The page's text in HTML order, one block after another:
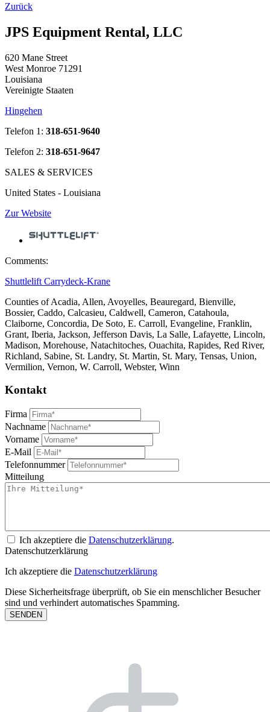
Zurück
JPS Equipment Rental, LLC
620 Mane Street
West Monroe 71291
Louisiana
Vereinigte Staaten
Hingehen
Telefon 1: 318-651-9640
Telefon 2: 318-651-9647
SALES & SERVICES
United States - Louisiana
Zur Website
Comments:
Shuttlelift Carrydeck-Krane
Counties of Acadia, Allen, Avoyelles, Beauregard, Bienville,
Bossier, Caddo, Calcasieu, Caldwell, Cameron, Catahoula,
Claiborne, Concordia, De Soto, E. Carroll, Evangeline, Franklin,
Grant, Iberia, Jackson, Jefferson Davis, La Salle, Lafayette, Lincoln,
Madison, Morehouse, Natachitoches, Ouachita, Rapides, Red River,
Richland, Sabine, St. Landry, St. Martin, St. Mary, Tensas, Union,
Vermilion, Vernon, W. Carroll, Webster, Winn
Kontakt
Firma
Nachname
Vorname
E-Mail
Telefonnummer
Mitteilung
Ich akzeptiere die Datenschutzerklärung.
Datenschutzerklärung
Ich akzeptiere die Datenschutzerklärung
Diese Sicherheitsfrage überprüft, ob Sie ein menschlicher Besucher
sind und verhindert automatisches Spamming.